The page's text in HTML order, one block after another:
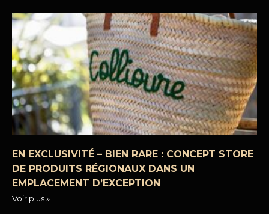
EN EXCLUSIVITÉ – BIEN RARE : CONCEPT STORE
DE PRODUITS RÉGIONAUX DANS UN
EMPLACEMENT D’EXCEPTION
Voir plus »